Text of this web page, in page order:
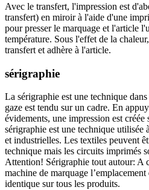
Avec le transfert, l'impression est
transfert) en miroir à l'aide d'une
pour presser le marquage et l'article
température. Sous l'effet de la
transfert et adhère à l'article.
sérigraphie
La sérigraphie est une technique
gaze est tendu sur un cadre. En
évidements, une impression est
sérigraphie est une technique utilisée
et industrielles. Les textiles peuvent
technique mais les circuits imprimés
Attention! Sérigraphie tout autour: A
machine de marquage
identique sur tous les produits.